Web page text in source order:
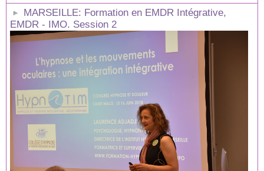
MARSEILLE: Formation en EMDR Intégrative,
EMDR - IMO. Session 2